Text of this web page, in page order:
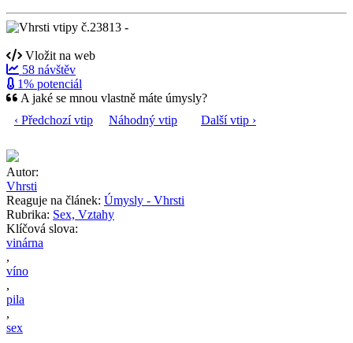
Vložit na web
58 návštěv
1% potenciál
A jaké se mnou vlastně máte úmysly?
‹ Předchozí vtip
Náhodný vtip Další vtip ›
Autor:
Vhrsti
Reaguje na článek: Úmysly - Vhrsti
Rubrika: Sex, Vztahy
Klíčová slova:
vinárna
,
víno
,
pila
,
sex